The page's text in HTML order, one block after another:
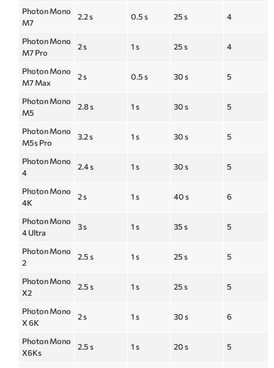
Photon Mono
M7
2.2 s 0.5 s 25 s 4
Photon Mono
M7 Pro
2 s 1 s 25 s 4
Photon Mono
M7 Max
2 s 0.5 s 30 s 5
Photon Mono
M5
2.8 s 1 s 30 s 5
Photon Mono
M5s Pro
3.2 s 1 s 30 s 5
Photon Mono
4
2.4 s 1 s 30 s 5
Photon Mono
4K
2 s 1 s 40 s 6
Photon Mono
4 Ultra
3 s 1 s 35 s 5
Photon Mono
2
2.5 s 1 s 25 s 5
Photon Mono
X2
2.5 s 1 s 25 s 5
Photon Mono
X 6K
2 s 1 s 30 s 6
Photon Mono
X6Ks
2.5 s 1 s 20 s 5